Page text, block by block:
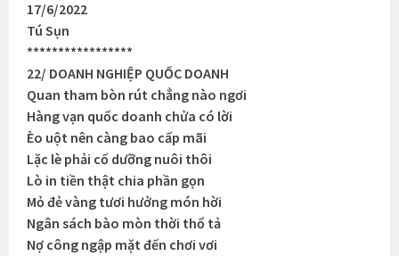
17/6/2022
Tú Sụn
*****************
22/ DOANH NGHIỆP QUỐC DOANH
Quan tham bòn rút chẳng nào ngơi
Hàng vạn quốc doanh chửa có lời
Èo uột nên càng bao cấp mãi
Lặc lè phải cố dưỡng nuôi thôi
Lò in tiền thật chia phần gọn
Mỏ đẻ vàng tươi hưởng món hời
Ngân sách bào mòn thời thổ tả
Nợ công ngập mặt đến chơi vơi